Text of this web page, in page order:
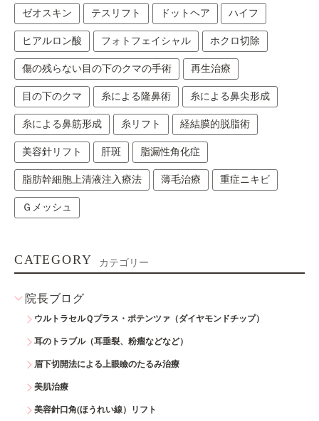
ゼオスキン テスリフト ドットヘア ハイフ
ヒアルロン酸 フォトフェイシャル ホクロ切除
傷の残らない目の下のクマの手術 再生治療
目の下のクマ 糸による隆鼻術 糸による鼻尖形成
糸による鼻筋形成 糸リフト 経結膜的脱脂術
美容針リフト 肝斑 脂漏性角化症
脂肪幹細胞上清液注入療法 薄毛治療 重症ニキビ
Ｇメッシュ
CATEGORY カテゴリー
院長ブログ
ウルトラセルＱプラス・ポテンツァ（ダイヤモンドチップ）
耳のトラブル（耳垂裂、粉瘤などなど）
眉下切開法による上眼瞼のたるみ治療
美肌治療
美容針口角(ほうれい線）リフト